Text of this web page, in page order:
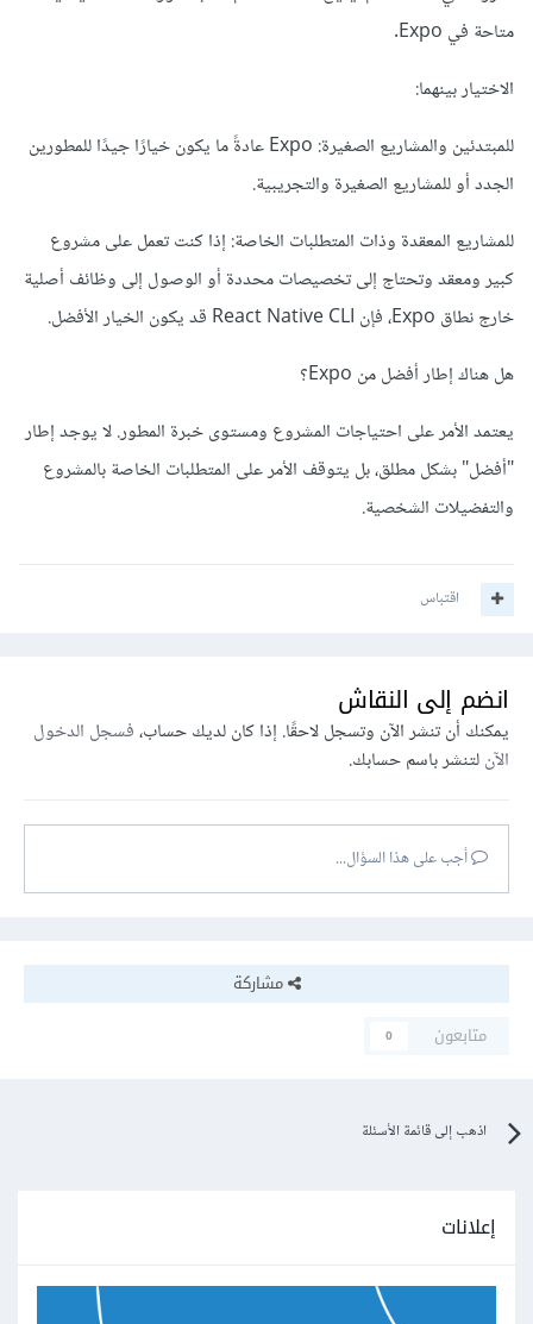
متاحة في Expo.
الاختيار بينهما:
للمبتدئين والمشاريع الصغيرة: Expo عادةً ما يكون خيارًا جيدًا للمطورين
الجدد أو للمشاريع الصغيرة والتجريبية.
للمشاريع المعقدة وذات المتطلبات الخاصة: إذا كنت تعمل على مشروع
كبير ومعقد وتحتاج إلى تخصيصات محددة أو الوصول إلى وظائف أصلية
خارج نطاق Expo، فإن React Native CLI قد يكون الخيار الأفضل.
هل هناك إطار أفضل من Expo؟
يعتمد الأمر على احتياجات المشروع ومستوى خبرة المطور. لا يوجد إطار
"أفضل" بشكل مطلق، بل يتوقف الأمر على المتطلبات الخاصة بالمشروع
والتفضيلات الشخصية.
اقتباس
انضم إلى النقاش
يمكنك أن تنشر الآن وتسجل لاحقًا. إذا كان لديك حساب،فسجل الدخول
الآنلتنشر باسم حسابك.
أجب على هذا السؤال...
مشاركة
متابعون
0
اذهب إلى قائمة الأسئلة
إعلانات